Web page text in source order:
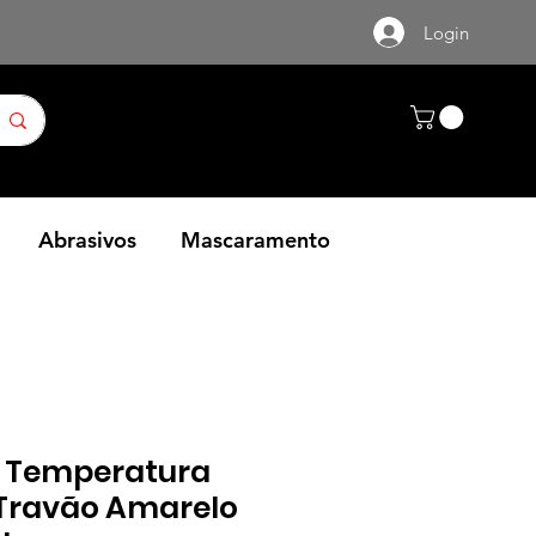
Login
Abrasivos Mascaramento
Amarelo